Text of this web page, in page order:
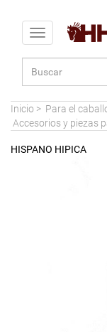
Toggle
Inicio > Para el
Accesorios y piezas
HISPANO HIPICA